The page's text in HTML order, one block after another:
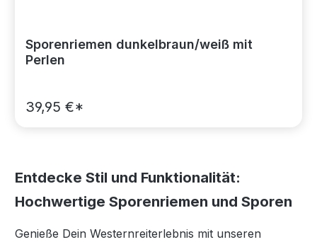
Sporenriemen dunkelbraun/weiß mit
Perlen
39,95 €*
Entdecke Stil und Funktionalität:
Hochwertige Sporenriemen und Sporen
Genieße Dein Westernreiterlebnis mit unseren